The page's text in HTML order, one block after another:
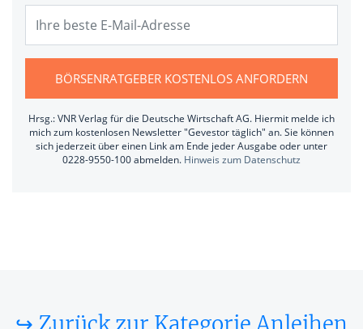
BÖRSENRATGEBER KOSTENLOS ANFORDERN
Hrsg.: VNR Verlag für die Deutsche Wirtschaft AG. Hiermit melde ich
mich zum kostenlosen Newsletter "Gevestor täglich" an. Sie können
sich jederzeit über einen Link am Ende jeder Ausgabe oder unter
0228-9550-100 abmelden. Hinweis zum Datenschutz